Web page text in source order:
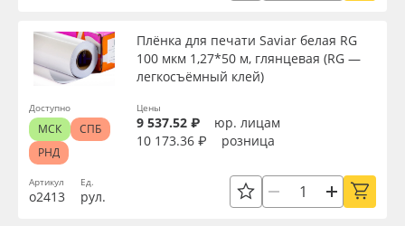
Артикул
о2413
Плёнка для печати Saviar белая RG
100 мкм 1,27*50 м, глянцевая (RG —
легкосъёмный клей)
Ед.
рул.
Цены
9 537.52 ₽
юр. лицам
10 173.36 ₽
розница
Доступно
МСК
СПБ
РНД